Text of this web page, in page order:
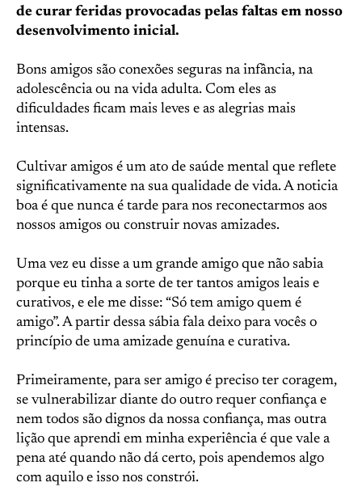
de curar feridas provocadas pelas faltas em nosso
desenvolvimento inicial.
Bons amigos são conexões seguras na infância, na
adolescência ou na vida adulta. Com eles as
dificuldades ficam mais leves e as alegrias mais
intensas.
Cultivar amigos é um ato de saúde mental que reflete
significativamente na sua qualidade de vida. A noticia
boa é que nunca é tarde para nos reconectarmos aos
nossos amigos ou construir novas amizades.
Uma vez eu disse a um grande amigo que não sabia
porque eu tinha a sorte de ter tantos amigos leais e
curativos, e ele me disse: “Só tem amigo quem é
amigo”. A partir dessa sábia fala deixo para vocês o
princípio de uma amizade genuína e curativa.
Primeiramente, para ser amigo é preciso ter coragem,
se vulnerabilizar diante do outro requer confiança e
nem todos são dignos da nossa confiança, mas outra
lição que aprendi em minha experiência é que vale a
pena até quando não dá certo, pois apendemos algo
com aquilo e isso nos constrói.